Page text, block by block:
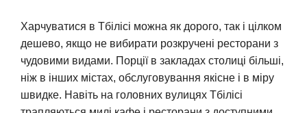
Харчуватися в Тбілісі можна як дорого, так і цілком
дешево, якщо не вибирати розкручені ресторани з
чудовими видами. Порції в закладах столиці більші,
ніж в інших містах, обслуговування якісне і в міру
швидке. Навіть на головних вулицях Тбілісі